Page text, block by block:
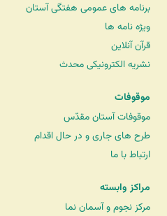
برنامه های عمومی هفتگی آستان
ویژه نامه ها
قرآن آنلاین
نشریه الکترونیکی محدث
موقوفات
موقوفات آستان مقدّس
طرح های جاری و در حال اقدام
ارتباط با ما
مراکز وابسته
مرکز نجوم و آسمان نما